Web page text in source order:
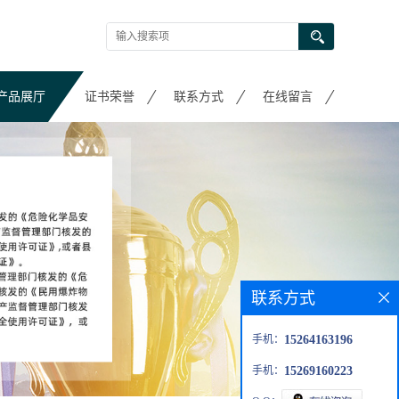
品展厅 证书荣誉 联系方式 在线留言
联系方式
手机： 15264163196
手机： 15269160223